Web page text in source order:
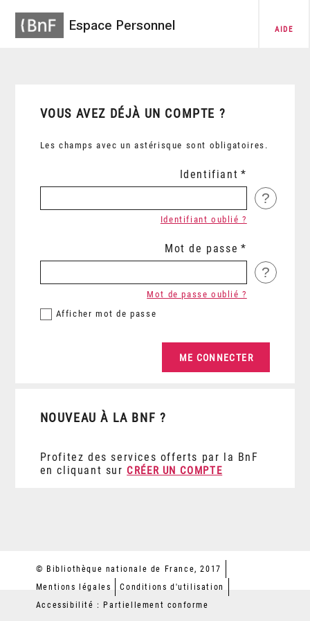
Espace Personnel AIDE
VOUS AVEZ DÉJÀ UN COMPTE ?
Les champs avec un astérisque sont obligatoires.
Identifiant
?
Identifiant oublié ?
Mot de passe
?
Afficher mot de passe
Mot de passe oublié ?
NOUVEAU À LA BNF ?
Profitez des services offerts par la BnF
en cliquant sur CRÉER UN COMPTE
© Bibliothèque nationale de France, 2017
Mentions légales
Conditions d'utilisation
Accessibilité : Partiellement conforme